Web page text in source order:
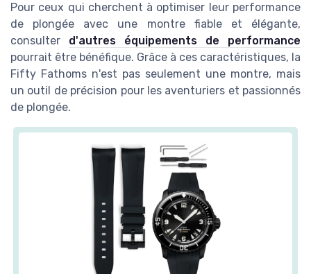
Pour ceux qui cherchent à optimiser leur performance
de plongée avec une montre fiable et élégante,
consulter d'autres équipements de performance
pourrait être bénéfique. Grâce à ces caractéristiques, la
Fifty Fathoms n'est pas seulement une montre, mais
un outil de précision pour les aventuriers et passionnés
de plongée.